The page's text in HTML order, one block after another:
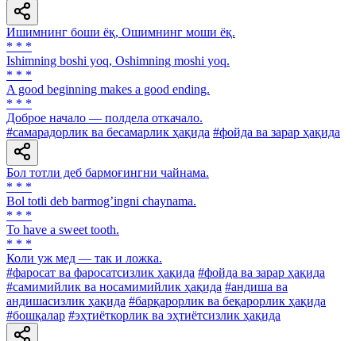
Ишимнинг боши ёқ, Ошимнинг моши ёқ.
* * *
Ishimning boshi yoq, Oshimning moshi yoq.
* * *
A good beginning makes a good ending.
* * *
Доброе начало — полдела откачало.
#самарадорлик ва бесамарлик ҳақида #фойда ва зарар ҳақида
Бол тотли деб бармоғингни чайнама.
* * *
Bol totli deb barmogʼingni chaynama.
* * *
To have a sweet tooth.
* * *
Коли уж мед — так и ложка.
#фаросат ва фаросатсизлик ҳақида #фойда ва зарар ҳақида
#самимийлик ва носамимийлик ҳақида #андиша ва
андишасизлик ҳақида #барқарорлик ва беқарорлик ҳақида
#бошқалар #эҳтиёткорлик ва эҳтиётсизлик ҳақида